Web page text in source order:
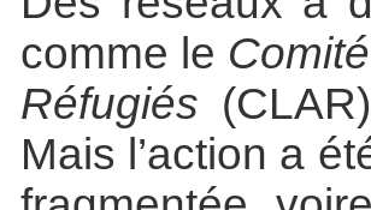
comme le
Réfugiés
Mais l’action a